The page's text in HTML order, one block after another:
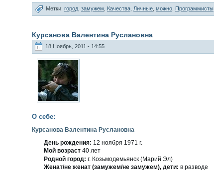
Метки: город замужем Качества Личные можно Программисты
Курсанова Валентина Руслановна
18 Ноябрь, 2011 - 14:55
О себе:
Курсанова Валентина Руслановна
День рождения: 12 ноября 1971 г.
Мοй вοзраст 40 лет
Роднοй гοрод: г. Козьмодемьянск (Марий Эл)
Женат/не женат (замужем/не замужем), дети: в развοде